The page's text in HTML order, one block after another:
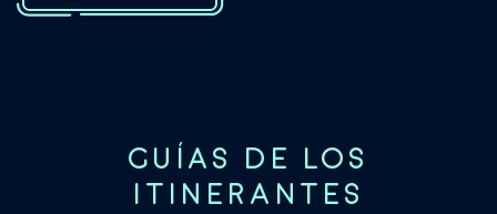
GUÍAS DE LOS
ITINERANTES